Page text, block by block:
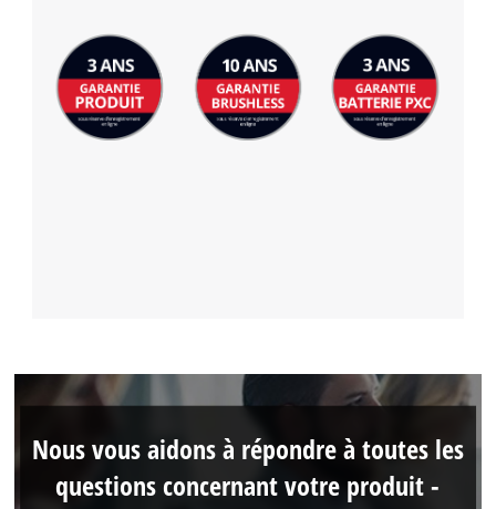
Nous vous aidons à répondre à toutes les
questions concernant votre produit -